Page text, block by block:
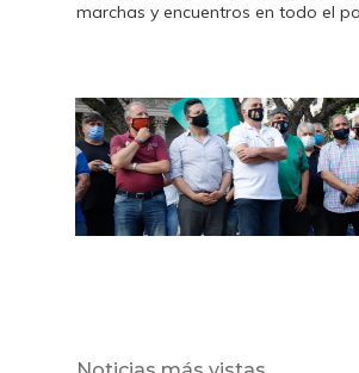
marchas y encuentros en todo el